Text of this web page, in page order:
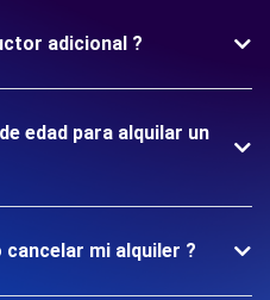
adicional ?
edad para alquilar un
mi alquiler ?